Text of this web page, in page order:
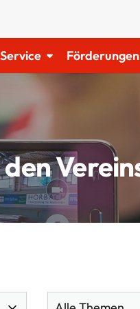
Service Förderungen